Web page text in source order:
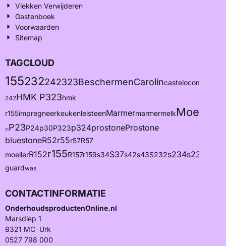
Vlekken Verwijderen
Gastenboek
Voorwaarden
Sitemap
TAGCLOUD
155232242323BeschermenCarolincastelocomposiet
242HMK P323hmk
r155impregneerkeukenleisteenMarmermarmermelkMoeller
21P23P24p30P323p324prostoneProstone
bluestoneR52r55r57R57
moellerR152r155R157r159s34S37s42s43S232s234s235
guardwas
CONTACTINFORMATIE
OnderhoudsproductenOnline.nl
Marsdiep 1
8321 MC Urk
0527 798 000